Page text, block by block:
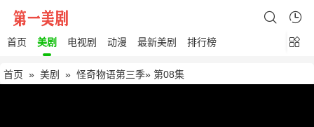
首页 美剧 电视剧 动漫 最新美剧 排行榜
首页 » 美剧 » 怪奇物语第三季» 第08集